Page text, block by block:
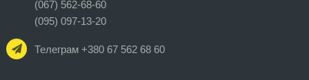
(067) 562-68-60
(095) 097-13-20
Телеграм +380 67 562 68 60